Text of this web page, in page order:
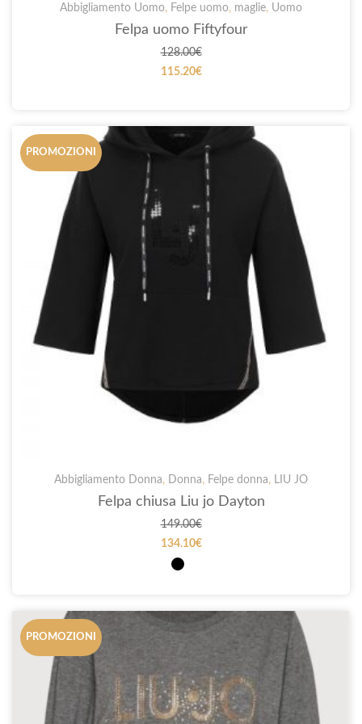
Abbigliamento Uomo, Felpe uomo, maglie, Uomo
Felpa uomo Fiftyfour
128.00€
115.20€
PROMOZIONI
Abbigliamento Donna, Donna, Felpe donna, LIU JO
Felpa chiusa Liu jo Dayton
149.00€
134.10€
PROMOZIONI